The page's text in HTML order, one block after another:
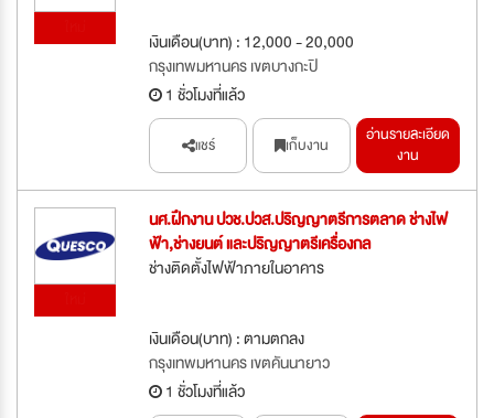
เงินเดือน(บาท) : 12,000 - 20,000
กรุงเทพมหานคร เขตบางกะปิ
1 ชั่วโมงที่แล้ว
แชร์ เก็บงาน
อ่านรายละเอียด
งาน
นศ.ฝึกงาน ปวช.ปวส.ปริญญาตรีการตลาด ช่างไฟ
ฟ้า,ช่างยนต์ และปริญญาตรีเครื่องกล
ช่างติดตั้งไฟฟ้าภายในอาคาร
เงินเดือน(บาท) : ตามตกลง
กรุงเทพมหานคร เขตคันนายาว
1 ชั่วโมงที่แล้ว